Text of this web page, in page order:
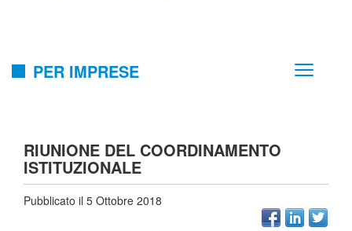
PER IMPRESE
RIUNIONE DEL COORDINAMENTO
ISTITUZIONALE
Pubblicato il 5 Ottobre 2018